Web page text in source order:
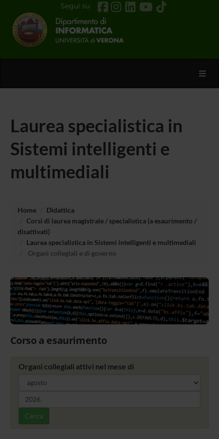
Segui su
Laurea specialistica in
Sistemi intelligenti e
multimediali
Home
Didattica
Corsi di laurea magistrale / specialistica (a esaurimento /
disattivati)
Laurea specialistica in Sistemi intelligenti e multimediali
Organi collegiali e di governo
Corso a esaurimento
Organi collegiali attivi nel mese di
Cerca